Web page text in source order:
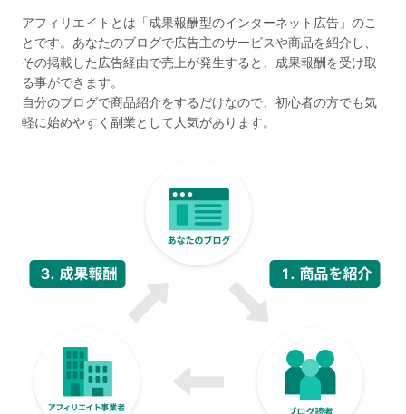
アフィリエイトとは「成果報酬型のインターネット広告」のこ
とです。 あなたのブログで広告主のサービスや商品を紹介し、
その掲載した広告経由で売上が発生すると、成果報酬を受け取
る事ができます。
自分のブログで商品紹介をするだけなので、初心者の方でも気
軽に始めやすく副業として人気があります。